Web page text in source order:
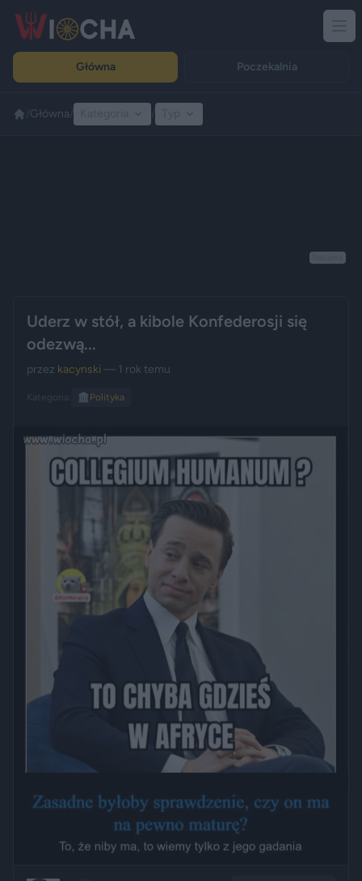
Główna Poczekalnia
Główna
Uderz w stół, a kibole Konfederosji się
odezwą...
przez kacynski — 1 rok temu
Kategoria: 🏛️ Polityka